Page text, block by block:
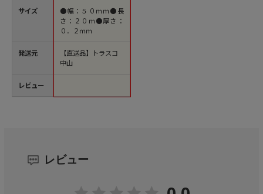
サイズ
発送元
レビュー
●幅：５０ｍｍ●長
さ：２０ｍ●厚さ：
０．２ｍｍ
【直送品】トラスコ
中山
レビュー